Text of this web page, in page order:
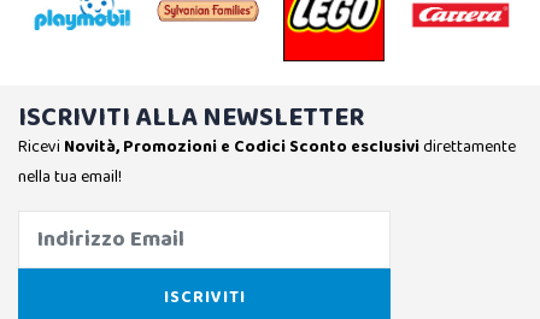
ISCRIVITI ALLA NEWSLETTER
Ricevi Novità, Promozioni e Codici Sconto esclusividirettamente
nella tua email!